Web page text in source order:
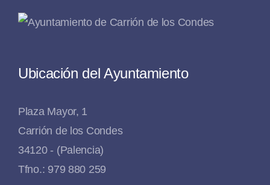
Ubicación del Ayuntamiento
Plaza Mayor, 1
Carrión de los Condes
34120 - (Palencia)
Tfno.: 979 880 259